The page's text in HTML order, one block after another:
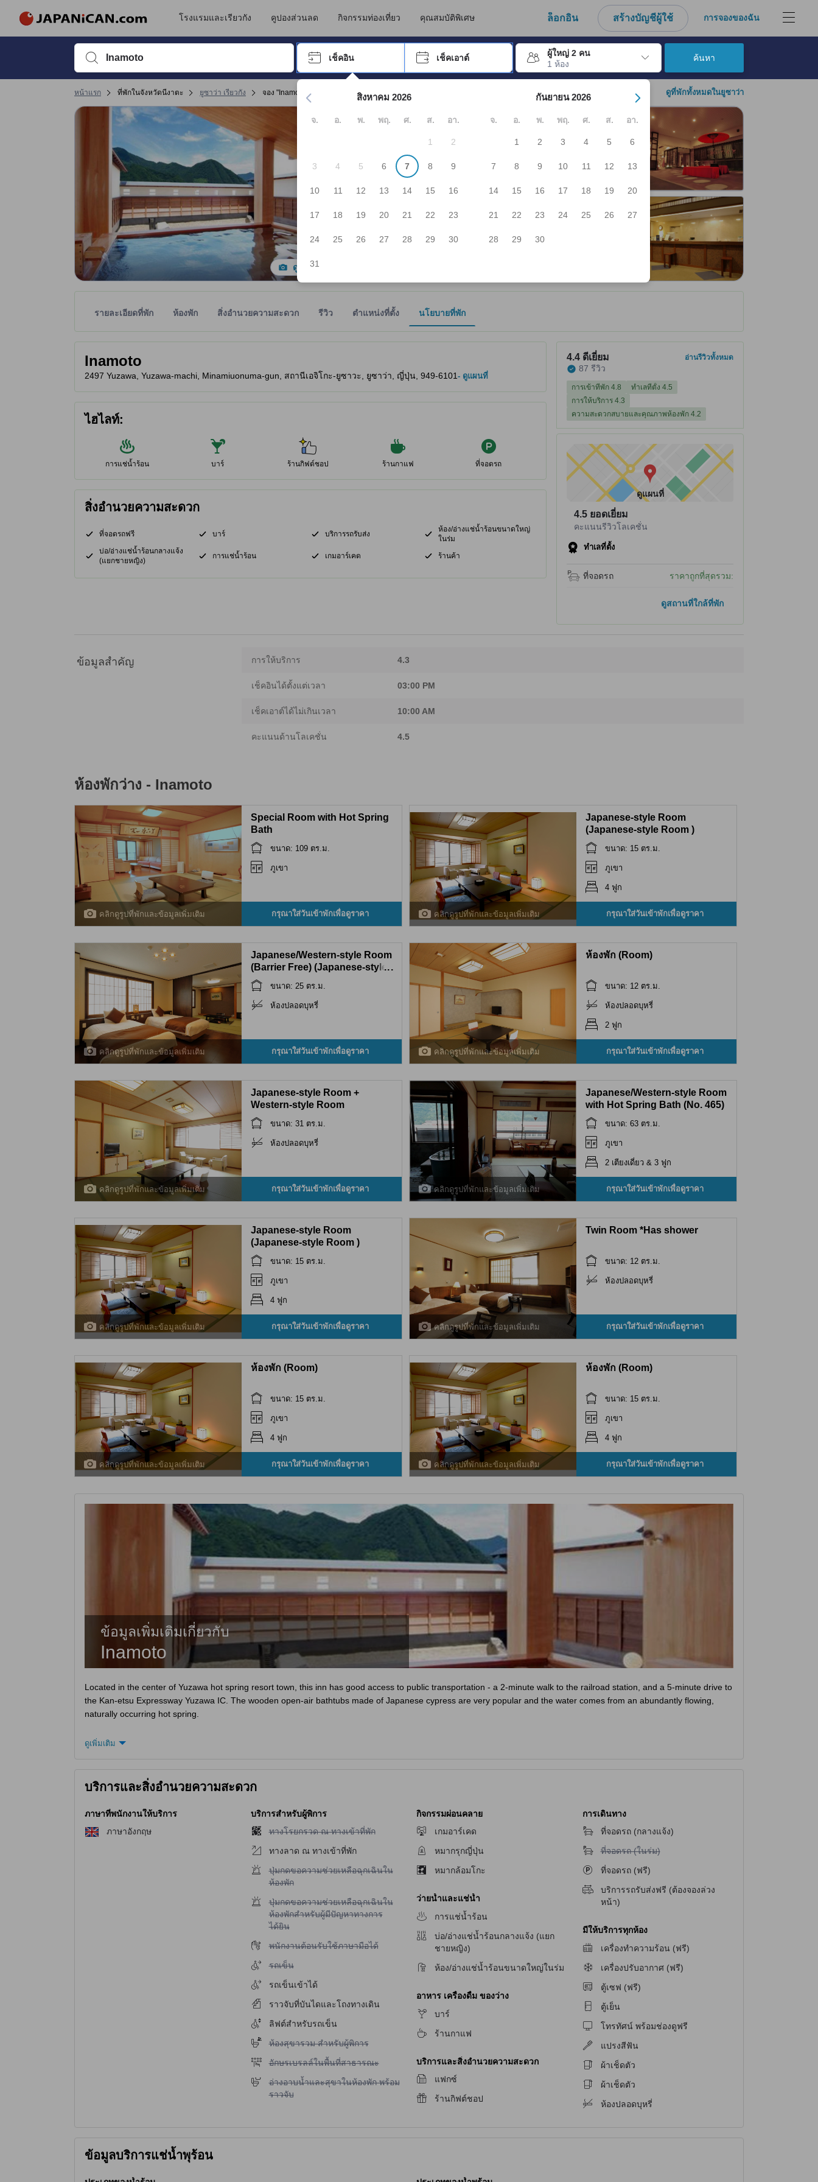
โรงแรมและเรียวกัง คูปองส่วนลด กิจกรรมท่องเที่ยว คุณสมบัติพิเศษ ล็อกอิน สร้างบัญชีผู้ใช้ การจองของฉัน
พิมพ์ชื่อที่พักหรือคำที่ต้องการค้นหา จากนั้นใช้ปุ่มลูกศรหรือปุ่ม Tab เพื่อเลื่อนหาคำที่ต้องการ แล้วกดปุ่ม Enter เพื่อเลือก
เช็คอิน เช็คเอาต์
ผู้ใหญ่ 2 คน
1 ห้อง
กด Enter เพื่อเลือกวันที่ ใช้ปุ่มลูกศรเพื่อเลือกวันเช็คอินและเช็คเอาต์ เมื่อไปถึงวันเช็คอินที่ต้องการ ให้กดปุ่ม Enter เพื่อเลือกวันเช็คอินดังกล่า
สิงหาคม 2026
จ. อ. พ. พฤ. ศ. ส. อา.
1 2
3 4 5 6 7 8 9
10 11 12 13 14 15 16
17 18 19 20 21 22 23
24 25 26 27 28 29 30
31
กันยายน 2026
จ. อ. พ. พฤ. ศ. ส. อา.
1 2 3 4 5 6
7 8 9 10 11 12 13
14 15 16 17 18 19 20
21 22 23 24 25 26 27
28 29 30
ค้นหา
หน้าแรก ที่พักในจังหวัดนีงาตะ ยูซาว่า เรียวกัง จอง "Inamoto" ดูที่พักทั้งหมดในยูซาว่า
ดูรูปทั้งหมด
รายละเอียดที่พัก ห้องพัก สิ่งอำนวยความสะดวก รีวิว ตำแหน่งที่ตั้ง นโยบายที่พัก
Inamoto
2497 Yuzawa, Yuzawa-machi, Minamiuonuma-gun, สถานีเอจิโกะ-ยูซาวะ, ยูซาว่า, ญี่ปุ่น, 949-6101 - ดูแผนที่
ไฮไลท์:
การแช่น้ำร้อน บาร์ ร้านกิฟต์ชอป ร้านกาแฟ ที่จอดรถ
สิ่งอำนวยความสะดวก
ที่จอดรถฟรี บาร์ บริการรถรับส่ง
ห้อง/อ่างแช่น้ำร้อนขนาดใหญ่
ในร่ม
บ่อ/อ่างแช่น้ำร้อนกลางแจ้ง
(แยกชายหญิง)
การแช่น้ำร้อน เกมอาร์เคด ร้านค้า
4.4 ดีเยี่ยม
87 รีวิว
อ่านรีวิวทั้งหมด
การเข้าที่พัก 4.8
ทำเลที่ตั้ง 4.5
การให้บริการ 4.3
ความสะดวกสบายและคุณภาพห้องพัก 4.2
ดูแผนที่
4.5 ยอดเยี่ยม
คะแนนรีวิวโลเคชั่น
ทำเลที่ตั้ง
ที่จอดรถ ราคาถูกที่สุดรวม:
ดูสถานที่ใกล้ที่พัก
ข้อมูลสำคัญ การให้บริการ 4.3
เช็คอินได้ตั้งแต่เวลา 03:00 PM
เช็คเอาต์ได้ไม่เกินเวลา 10:00 AM
คะแนนด้านโลเคชั่น 4.5
ห้องพักว่าง - Inamoto
คลิกดูรูปที่พักและข้อมูลเพิ่มเติม
Special Room with Hot Spring
Bath
ขนาด: 109 ตร.ม.
ภูเขา
กรุณาใส่วันเข้าพักเพื่อดูราคา คลิกดูรูปที่พักและข้อมูลเพิ่มเติม
Japanese-style Room
(Japanese-style Room )
ขนาด: 15 ตร.ม.
ภูเขา
4 ฟูก
กรุณาใส่วันเข้าพักเพื่อดูราคา
คลิกดูรูปที่พักและข้อมูลเพิ่มเติม
Japanese/Western-style Room
(Barrier Free) (Japanese-style
Room + Western-style Room
(Barrier Free))
...
ขนาด: 25 ตร.ม.
ห้องปลอดบุหรี่
กรุณาใส่วันเข้าพักเพื่อดูราคา คลิกดูรูปที่พักและข้อมูลเพิ่มเติม
ห้องพัก (Room)
ขนาด: 12 ตร.ม.
ห้องปลอดบุหรี่
2 ฟูก
กรุณาใส่วันเข้าพักเพื่อดูราคา
คลิกดูรูปที่พักและข้อมูลเพิ่มเติม
Japanese-style Room +
Western-style Room
ขนาด: 31 ตร.ม.
ห้องปลอดบุหรี่
กรุณาใส่วันเข้าพักเพื่อดูราคา คลิกดูรูปที่พักและข้อมูลเพิ่มเติม
Japanese/Western-style Room
with Hot Spring Bath (No. 465)
ขนาด: 63 ตร.ม.
ภูเขา
2 เตียงเดี่ยว & 3 ฟูก
กรุณาใส่วันเข้าพักเพื่อดูราคา
คลิกดูรูปที่พักและข้อมูลเพิ่มเติม
Japanese-style Room
(Japanese-style Room )
ขนาด: 15 ตร.ม.
ภูเขา
4 ฟูก
กรุณาใส่วันเข้าพักเพื่อดูราคา คลิกดูรูปที่พักและข้อมูลเพิ่มเติม
Twin Room *Has shower
ขนาด: 12 ตร.ม.
ห้องปลอดบุหรี่
กรุณาใส่วันเข้าพักเพื่อดูราคา
คลิกดูรูปที่พักและข้อมูลเพิ่มเติม
ห้องพัก (Room)
ขนาด: 15 ตร.ม.
ภูเขา
4 ฟูก
กรุณาใส่วันเข้าพักเพื่อดูราคา คลิกดูรูปที่พักและข้อมูลเพิ่มเติม
ห้องพัก (Room)
ขนาด: 15 ตร.ม.
ภูเขา
4 ฟูก
กรุณาใส่วันเข้าพักเพื่อดูราคา
ข้อมูลเพิ่มเติมเกี่ยวกับ
Inamoto
Located in the center of Yuzawa hot spring resort town, this inn has good access to public transportation - a 2-minute walk to the railroad station, and a 5-minute drive to
the Kan-etsu Expressway Yuzawa IC. The wooden open-air bathtubs made of Japanese cypress are very popular and the water comes from an abundantly flowing,
naturally occurring hot spring.
ดูเพิ่มเติม
บริการและสิ่งอำนวยความสะดวก
ภาษาที่พนักงานให้บริการ
ภาษาอังกฤษ
บริการสำหรับผู้พิการ
ไม่มีบริการทางโรยกรวด ณ ทางเข้าที่พัก
ทางโรยกรวด ณ ทางเข้าที่พัก
ทางลาด ณ ทางเข้าที่พัก
ไม่มีบริการปุ่มกดขอความช่วยเหลือฉุกเฉินในห้องพัก
ปุ่มกดขอความช่วยเหลือฉุกเฉินใน
ห้องพัก
ไม่มีบริการปุ่มกดขอความช่วยเหลือฉุกเฉินในห้องพักสำหรับผู้มีปัญหาทางการได้ยิน
ปุ่มกดขอความช่วยเหลือฉุกเฉินใน
ห้องพักสำหรับผู้มีปัญหาทางการ
ได้ยิน
ไม่มีบริการพนักงานต้อนรับใช้ภาษามือได้
พนักงานต้อนรับใช้ภาษามือได้
ไม่มีบริการรถเข็น
รถเข็น
รถเข็นเข้าได้
ราวจับที่บันไดและโถงทางเดิน
ลิฟต์สำหรับรถเข็น
ไม่มีบริการห้องสุขารวม สำหรับผู้พิการ
ห้องสุขารวม สำหรับผู้พิการ
ไม่มีบริการอักษรเบรลล์ในพื้นที่สาธารณะ
อักษรเบรลล์ในพื้นที่สาธารณะ
ไม่มีบริการอ่างอาบน้ำและสุขาในห้องพัก พร้อมราวจับ
อ่างอาบน้ำและสุขาในห้องพัก พร้อม
ราวจับ
กิจกรรมผ่อนคลาย
เกมอาร์เคด
หมากรุกญี่ปุ่น
หมากล้อมโกะ
ว่ายน้ำและแช่น้ำ
การแช่น้ำร้อน
บ่อ/อ่างแช่น้ำร้อนกลางแจ้ง (แยก
ชายหญิง)
ห้อง/อ่างแช่น้ำร้อนขนาดใหญ่ในร่ม
อาหาร เครื่องดื่ม ของว่าง
บาร์
ร้านกาแฟ
บริการและสิ่งอำนวยความสะดวก
แฟกซ์
ร้านกิฟต์ชอป
การเดินทาง
ที่จอดรถ (กลางแจ้ง)
ไม่มีบริการที่จอดรถ (ในร่ม)
ที่จอดรถ (ในร่ม)
ที่จอดรถ (ฟรี)
บริการรถรับส่งฟรี (ต้องจองล่วง
หน้า)
มีให้บริการทุกห้อง
เครื่องทำความร้อน (ฟรี)
เครื่องปรับอากาศ (ฟรี)
ตู้เซฟ (ฟรี)
ตู้เย็น
โทรทัศน์ พร้อมช่องดูฟรี
แปรงสีฟัน
ผ้าเช็ดตัว
ผ้าเช็ดตัว
ห้องปลอดบุหรี่
ข้อมูลบริการแช่น้ำพุร้อน
รีวิวทั้งหมดของ JAPANiCAN มาจากผู้เข้าพักจริง ซึ่งเขียนหลังจากการเดินทางไปเข้าพัก ดังนั้น คะแนนรีวิวและความคิดเห็นที่แสดงบน JAPANiCAN จึงมาจากประสบการณ์ตรงของผู้เข้าพักอย่างแท้จริง